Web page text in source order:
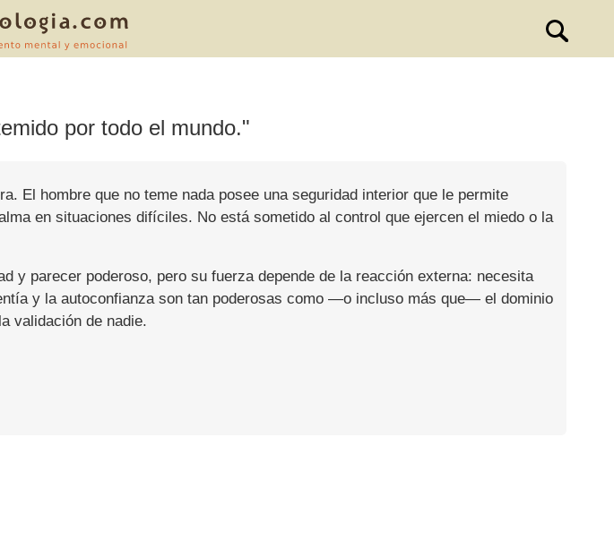
por todo el mundo."
El hombre que no teme nada posee una seguridad interior que le permite
en situaciones difíciles. No está sometido al control que ejercen el miedo o la
y parecer poderoso, pero su fuerza depende de la reacción externa: necesita
y la autoconfianza son tan poderosas como —o incluso más que— el dominio
validación de nadie.